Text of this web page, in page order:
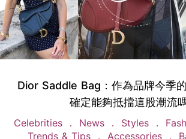
Dior Saddle Bag：作為品牌今季
確定能夠抵擋這股潮流
Celebrities News Styles
Trends & Tips
Accessories